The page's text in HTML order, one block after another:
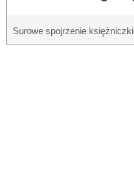
Surowe spojrzenie księżniczki